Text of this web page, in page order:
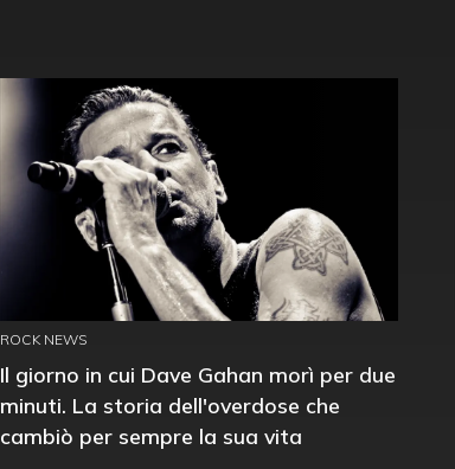
ROCK NEWS
Il giorno in cui Dave Gahan morì per due
minuti. La storia dell'overdose che
cambiò per sempre la sua vita